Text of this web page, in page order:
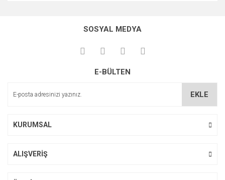
kullanarak tarafımıza iletebilirsiniz.
Görüş ve önerileriniz için teşekkür ederiz.
Ürün açıklamasında eksik bilgiler bulunuyor.
SOSYAL MEDYA
E-BÜLTEN
EKLE
KURUMSAL
ALIŞVERİŞ